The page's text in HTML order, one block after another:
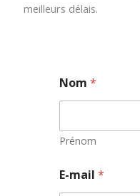
meilleurs délais.
Nom*
Prénom
o
m
E-mail*